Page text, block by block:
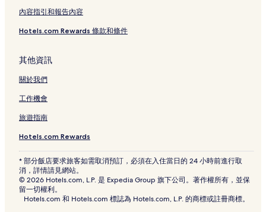
內容指引和報告內容
Hotels.com Rewards 條款和條件
其他資訊
關於我們
工作機會
旅遊指南
Hotels.com Rewards
* 部分飯店要求旅客如需取消預訂，必須在入住當日的 24 小時前進行取
消，詳情請見網站。
© 2026 Hotels.com, L.P. 是 Expedia Group 旗下公司。著作權所有，並保
留一切權利。
Hotels.com 和 Hotels.com 標誌為 Hotels.com, L.P. 的商標或註冊商標。